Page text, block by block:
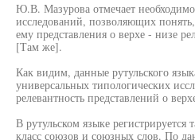
Ю.В. Мазурова отмечает
исследований, позволяющих
ему представления о верхе - низе
[Там же].
Как видим, данные рутульского
универсальных типологических
релевантность представлений о
В рутульском языке регистрируется
класс союзов и союзных слов. По